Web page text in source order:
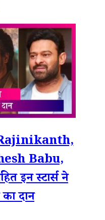
Babu,
इन स्टार्स ने
का दान